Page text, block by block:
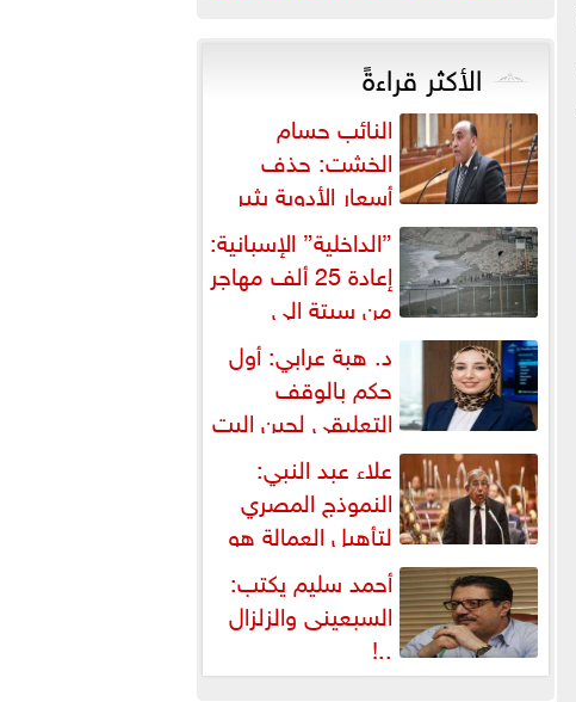
الأكاديمي
الأكثر قراءةً
النائب حسام
الخشت: حذف
أسعار الأدوية يثير
إشكالية دستورية ويهدد حق
المواطن...
”الداخلية” الإسبانية:
إعادة 25 ألف مهاجر
من سبتة إلى
المغرب... وارتفاع حصيلة...
د. هبة عرابي: أول
حكم بالوقف
التعليقي لحين البت
في الطعن على... علاء عبد النبي:
النموذج المصري
لتأهيل العمالة هو
البديل العملي والأمثل لأزمات...
أحمد سليم يكتب:
السبعينى والزلزال
..!